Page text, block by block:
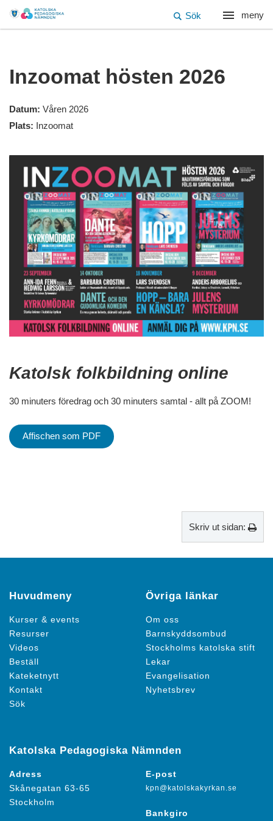
meny
Sök
Inzoomat hösten 2026
Datum: Våren 2026
Plats: Inzoomat
Katolsk folkbildning online
30 minuters föredrag och 30 minuters samtal - allt på ZOOM!
Affischen som PDF
Skriv ut sidan:
Huvudmeny
Kurser & events
Resurser
Videos
Beställ
Kateketnytt
Kontakt
Sök
Övriga länkar
Om oss
Barnskyddsombud
Stockholms katolska stift
Lekar
Evangelisation
Nyhetsbrev
Katolska Pedagogiska Nämnden
Adress
Skånegatan 63-65
Stockholm
E-post
kpn@katolskakyrkan.se
Bankgiro